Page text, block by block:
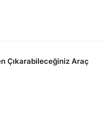
Çıkarabileceğiniz Araç